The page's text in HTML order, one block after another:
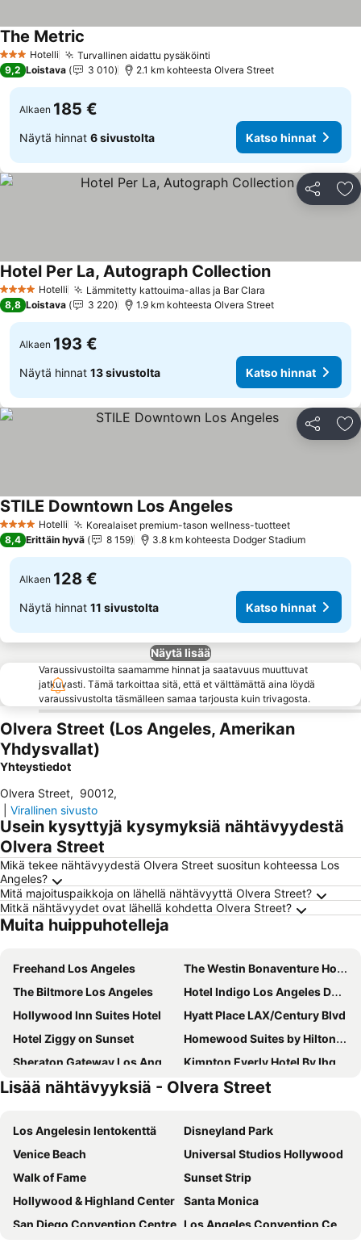
3 Tähtiluokitus
Hotelli Turvallinen aidattu pysäköinti
The Metric
9,2 Loistava 3 010 2.1 km kohteesta Olvera Street
Alkaen 185 €
Näytä hinnat 6 sivustolta Katso hinnat
Jaa
4 Tähtiluokitus
Hotelli Lämmitetty kattouima-allas ja Bar Clara
Hotel Per La, Autograph Collection
8,8 Loistava 3 220 1.9 km kohteesta Olvera Street
Alkaen 193 €
Näytä hinnat 13 sivustolta Katso hinnat
Jaa
4 Tähtiluokitus
Hotelli Korealaiset premium-tason wellness-tuotteet
STILE Downtown Los Angeles
8,4 Erittäin hyvä 8 159 3.8 km kohteesta Dodger Stadium
Alkaen 128 €
Näytä hinnat 11 sivustolta Katso hinnat
Näytä lisää
Varaussivustoilta saamamme hinnat ja saatavuus muuttuvat
jatkuvasti. Tämä tarkoittaa sitä, että et välttämättä aina löydä
varaussivustolta täsmälleen samaa tarjousta kuin trivagosta.
Olvera Street (Los Angeles, Amerikan
Yhdysvallat)
Yhteystiedot
Olvera Street, 90012,
Virallinen sivusto
Usein kysyttyjä kysymyksiä nähtävyydestä
Olvera Street
Mikä tekee nähtävyydestä Olvera Street suositun kohteessa Los
Angeles?
Mitä majoituspaikkoja on lähellä nähtävyyttä Olvera Street?
Mitkä nähtävyydet ovat lähellä kohdetta Olvera Street?
Muita huippuhotelleja
Freehand Los Angeles
The Westin Bonaventure Hotel & Suites, Los Angeles
The Biltmore Los Angeles
Hotel Indigo Los Angeles Downtown By Ihg
Hollywood Inn Suites Hotel
Hyatt Place LAX/Century Blvd
Hotel Ziggy on Sunset
Homewood Suites by Hilton Los Angeles International Airport
Sheraton Gateway Los Angeles Hotel
Kimpton Everly Hotel By Ihg
Loews Hollywood Hotel
The Godfrey Hotel Hollywood
Montrose at Beverly Hills
citizenM Los Angeles Downtown
O Hotel
Whisky Hotel
Embassy Suites by Hilton Los Angeles International Airport North
DoubleTree by Hilton Hotel Los Angeles Downtown
The Hollywood Franklin Hotel near Universal Studios
Quality Inn Near Hollywood Walk of Fame
Sonesta Los Angeles Airport LAX
Pasadena Hotel & Pool
Lisää nähtävyyksiä - Olvera Street
Los Angelesin lentokenttä
Disneyland Park
Venice Beach
Universal Studios Hollywood
Walk of Fame
Sunset Strip
Hollywood & Highland Center
Santa Monica
San Diego Convention Centre Los Angeles Convention Center